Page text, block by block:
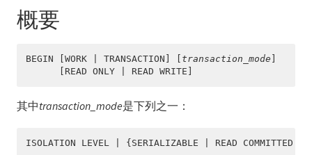
工具指南
Greenplum数据库参考指南
概要
BEGIN [WORK | TRANSACTION] [ transaction_mode ]
      [READ ONLY | READ WRITE]
其中transaction_mode是下列之一：
ISOLATION LEVEL | {SERIALIZABLE | READ COMMITTED |